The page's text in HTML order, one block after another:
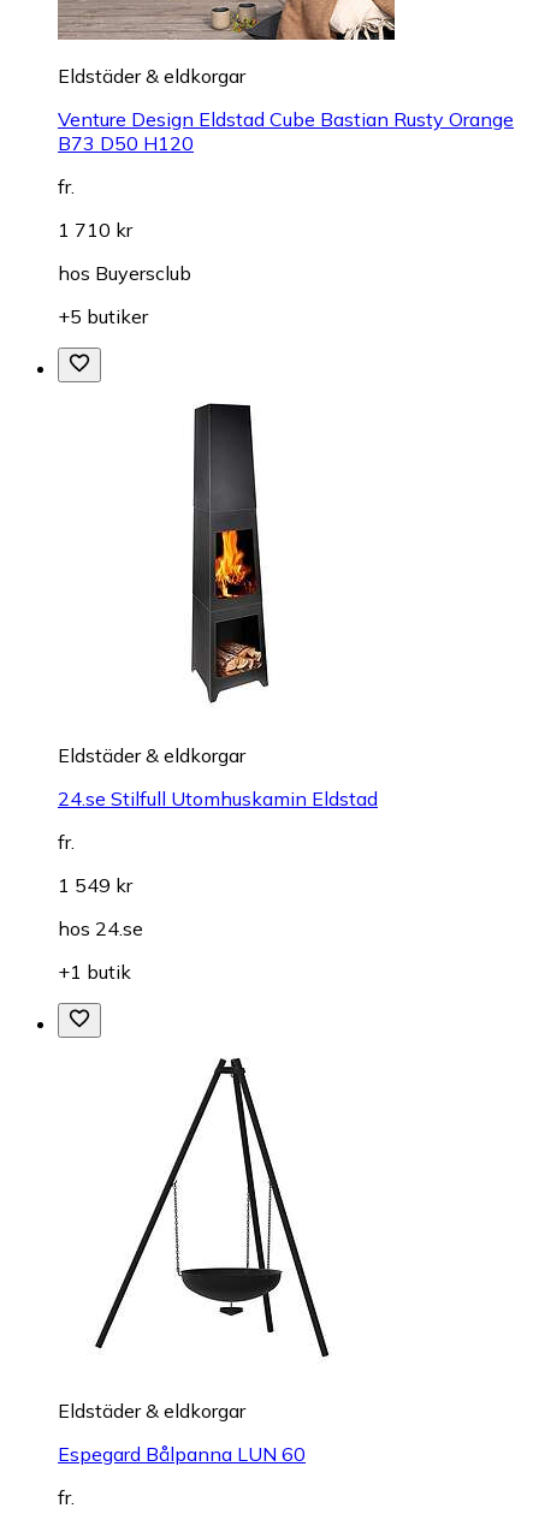
Eldstäder & eldkorgar
Venture Design Eldstad Cube Bastian Rusty Orange
B73 D50 H120
fr.
1 710 kr
hos Buyersclub
+5 butiker
Eldstäder & eldkorgar
24.se Stilfull Utomhuskamin Eldstad
fr.
1 549 kr
hos 24.se
+1 butik
Eldstäder & eldkorgar
Espegard Bålpanna LUN 60
fr.